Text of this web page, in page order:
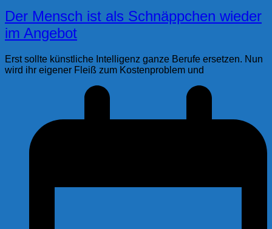
Der Mensch ist als Schnäppchen wieder
im Angebot
Erst sollte künstliche Intelligenz ganze Berufe ersetzen. Nun
wird ihr eigener Fleiß zum Kostenproblem und